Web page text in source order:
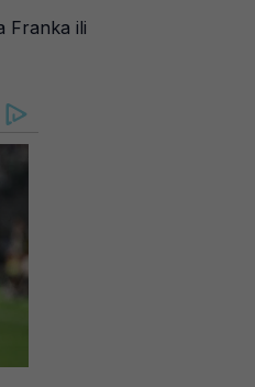
Franka ili